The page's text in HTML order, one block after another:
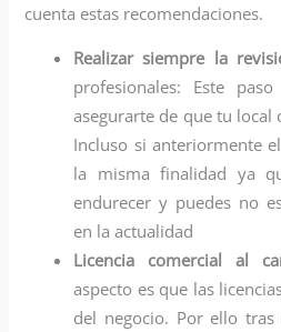
cuenta estas recomendaciones.
Realizar siempre la
profesionales: Este
asegurarte de que tu local
Incluso si anteriormente
la misma finalidad ya
endurecer y puedes no
en la actualidad
Licencia comercial al
aspecto es que las
del negocio. Por ello